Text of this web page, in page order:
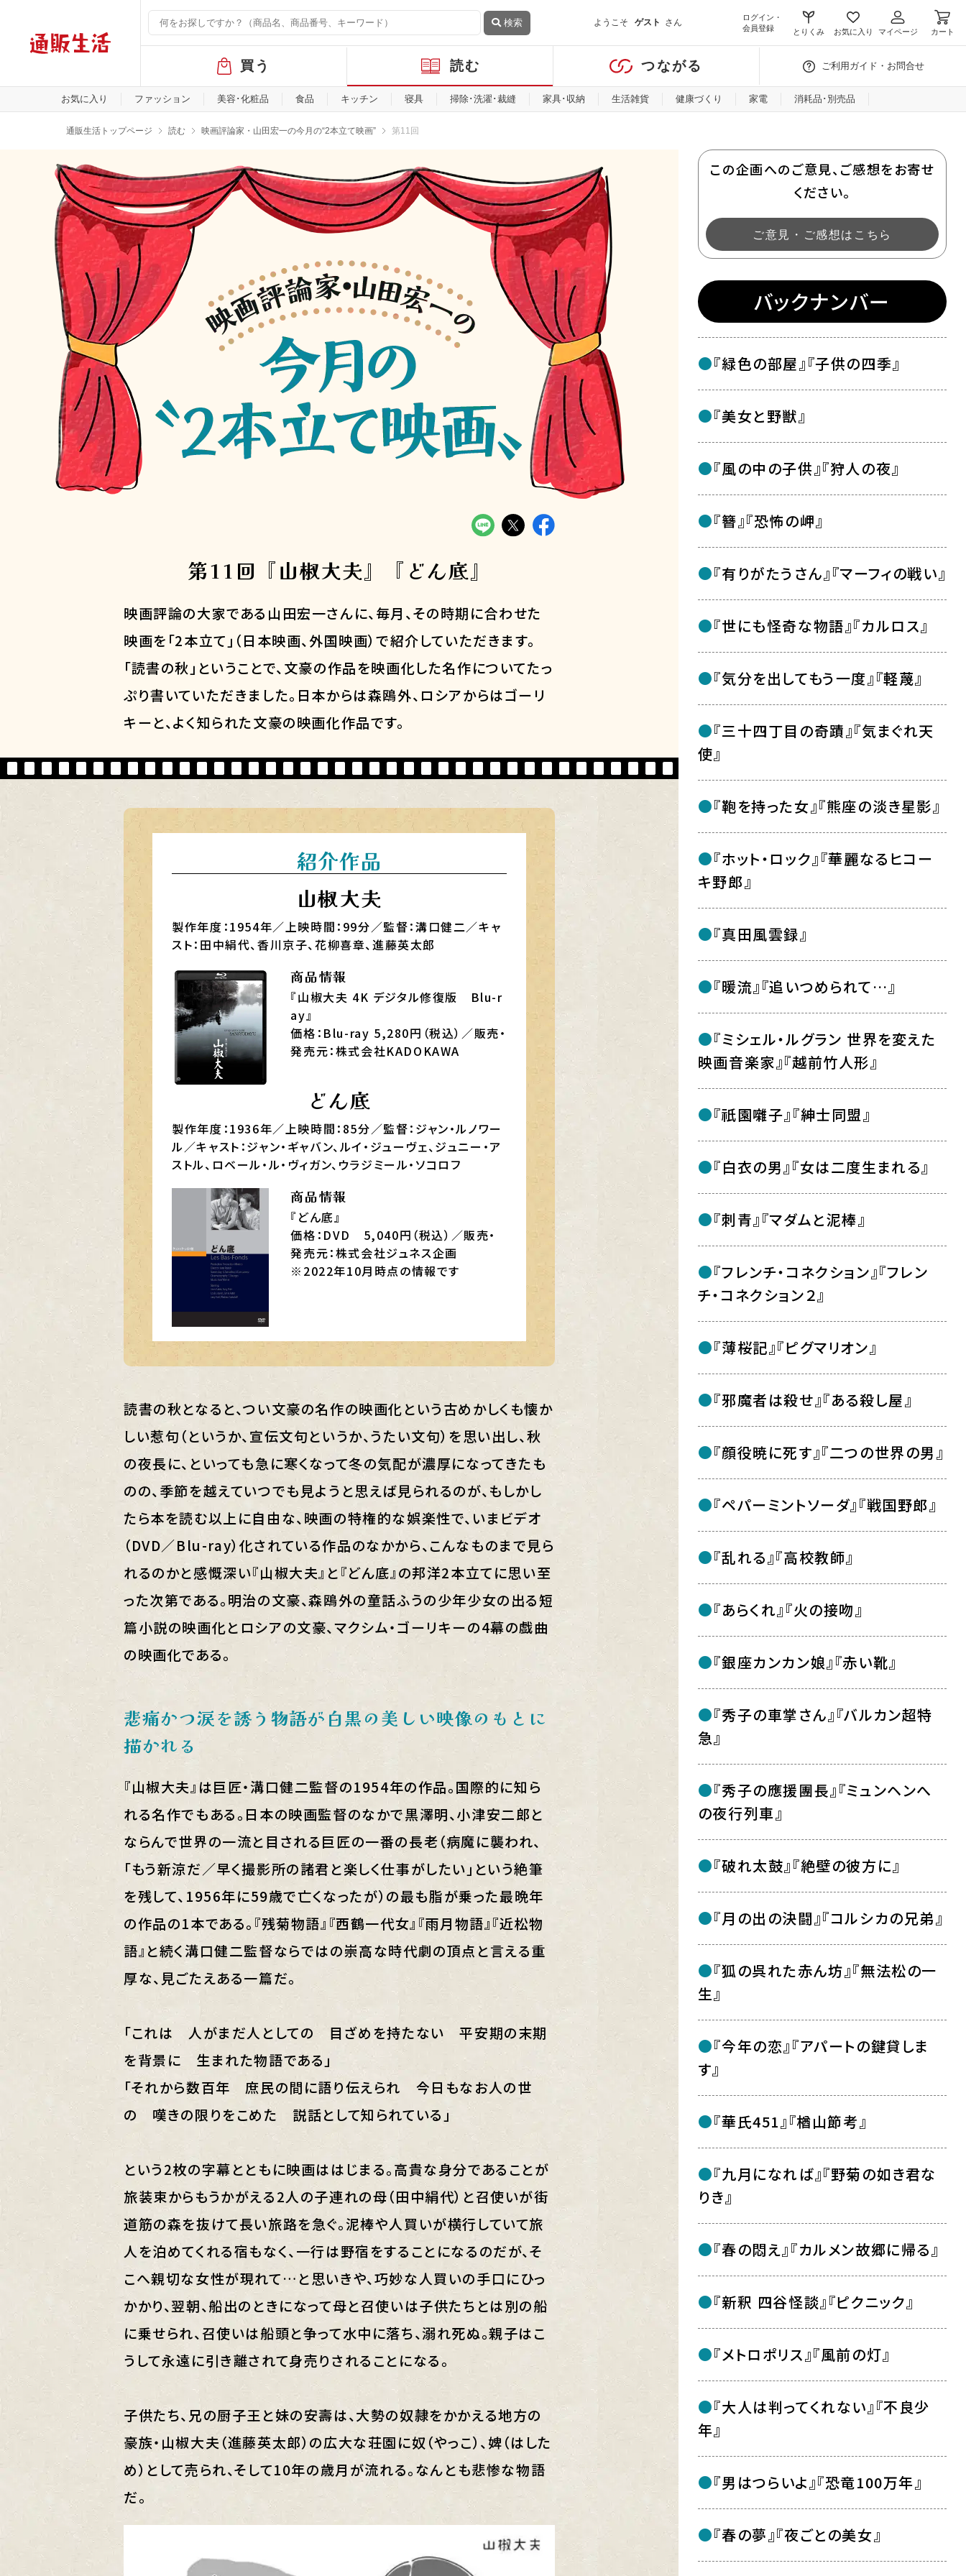
検索 ようこそ ゲスト さん
ログイン・
会員登録
とりくみ お気に入り マイページ カート
バ
ル
メ
買う 読む つながる ご利用ガイド・お問合せ
お気に入り ファッション 美容･化粧品 食品 キッチン 寝具 掃除･洗濯･裁縫 家具･収納 生活雑貨 健康づくり 家電 消耗品･別売品
通販生活トップページ 読む 映画評論家・山田宏一の今月の“2本立て映画” 第11回
第11回『山椒大夫』『どん底』
映画評論の大家である山田宏一さんに、毎月、その時期に合わせた
映画を「2本立て」（日本映画、外国映画）で紹介していただきます。
「読書の秋」ということで、文豪の作品を映画化した名作についてたっ
ぷり書いていただきました。日本からは森鴎外、ロシアからはゴーリ
キーと、よく知られた文豪の映画化作品です。
紹介作品
山椒大夫
製作年度：1954年／上映時間：99分／監督：溝口健二／キャ
スト：田中絹代、香川京子、花柳喜章、進藤英太郎
商品情報
『山椒大夫 4K デジタル修復版 Blu-r
ay』
価格：Blu-ray 5,280円（税込）／販売・
発売元：株式会社KADOKAWA
どん底
製作年度：1936年／上映時間：85分／監督：ジャン・ルノワー
ル／キャスト：ジャン・ギャバン、ルイ・ジューヴェ、ジュニー・ア
ストル、ロベール・ル・ヴィガン、ウラジミール・ソコロフ
商品情報
『どん底』
価格：DVD 5,040円（税込）／販売・
発売元：株式会社ジュネス企画
※2022年10月時点の情報です
読書の秋となると、つい文豪の名作の映画化という古めかしくも懐か
しい惹句（というか、宣伝文句というか、うたい文句）を思い出し、秋
の夜長に、といっても急に寒くなって冬の気配が濃厚になってきたも
のの、季節を越えていつでも見ようと思えば見られるのが、もしかし
たら本を読む以上に自由な、映画の特権的な娯楽性で、いまビデオ
（DVD／Blu-ray）化されている作品のなかから、こんなものまで見ら
れるのかと感慨深い『山椒大夫』と『どん底』の邦洋2本立てに思い至
った次第である。明治の文豪、森鴎外の童話ふうの少年少女の出る短
篇小説の映画化とロシアの文豪、マクシム・ゴーリキーの4幕の戯曲
の映画化である。
悲痛かつ涙を誘う物語が白黒の美しい映像のもとに
描かれる
『山椒大夫』は巨匠・溝口健二監督の1954年の作品。国際的に知ら
れる名作でもある。日本の映画監督のなかで黒澤明、小津安二郎と
ならんで世界の一流と目される巨匠の一番の長老（病魔に襲われ、
「もう新涼だ／早く撮影所の諸君と楽しく仕事がしたい」という絶筆
を残して、1956年に59歳で亡くなったが）の最も脂が乗った最晩年
の作品の1本である。『残菊物語』『西鶴一代女』『雨月物語』『近松物
語』と続く溝口健二監督ならではの崇高な時代劇の頂点と言える重
厚な、見ごたえある一篇だ。
「これは 人がまだ人としての 目ざめを持たない 平安期の末期
を背景に 生まれた物語である」
「それから数百年 庶民の間に語り伝えられ 今日もなお人の世
の 嘆きの限りをこめた 説話として知られている」
という2枚の字幕とともに映画ははじまる。高貴な身分であることが
旅装束からもうかがえる2人の子連れの母（田中絹代）と召使いが街
道筋の森を抜けて長い旅路を急ぐ。泥棒や人買いが横行していて旅
人を泊めてくれる宿もなく、一行は野宿をすることになるのだが、そ
こへ親切な女性が現れて…と思いきや、巧妙な人買いの手口にひっ
かかり、翌朝、船出のときになって母と召使いは子供たちとは別の船
に乗せられ、召使いは船頭と争って水中に落ち、溺れ死ぬ。親子はこ
うして永遠に引き離されて身売りされることになる。
子供たち、兄の厨子王と妹の安壽は、大勢の奴隷をかかえる地方の
豪族・山椒大夫（進藤英太郎）の広大な荘園に奴（やっこ）、婢（はした
め）として売られ、そして10年の歳月が流れる。なんとも悲惨な物語
だ。
この企画へのご意見、ご感想をお寄せ
ください。
ご意見・ご感想はこちら
バックナンバー
『緑色の部屋』『子供の四季』
『美女と野獣』
『風の中の子供』『狩人の夜』
『簪』『恐怖の岬』
『有りがたうさん』『マーフィの戦い』
『世にも怪奇な物語』『カルロス』
『気分を出してもう一度』『軽蔑』
『三十四丁目の奇蹟』『気まぐれ天
使』
『鞄を持った女』『熊座の淡き星影』
『ホット・ロック』『華麗なるヒコー
キ野郎』
『真田風雲録』
『暖流』『追いつめられて…』
『ミシェル・ルグラン 世界を変えた
映画音楽家』『越前竹人形』
『祇園囃子』『紳士同盟』
『白衣の男』『女は二度生まれる』
『刺青』『マダムと泥棒』
『フレンチ・コネクション』『フレン
チ・コネクション２』
『薄桜記』『ピグマリオン』
『邪魔者は殺せ』『ある殺し屋』
『顔役暁に死す』『二つの世界の男』
『ペパーミントソーダ』『戦国野郎』
『乱れる』『高校教師』
『あらくれ』『火の接吻』
『銀座カンカン娘』『赤い靴』
『秀子の車掌さん』『バルカン超特
急』
『秀子の應援團長』『ミュンヘンへ
の夜行列車』
『破れ太鼓』『絶壁の彼方に』
『月の出の決闘』『コルシカの兄弟』
『狐の呉れた赤ん坊』『無法松の一
生』
『今年の恋』『アパートの鍵貸しま
す』
『華氏451』『楢山節考』
『九月になれば』『野菊の如き君な
りき』
『春の悶え』『カルメン故郷に帰る』
『新釈 四谷怪談』『ピクニック』
『メトロポリス』『風前の灯』
『大人は判ってくれない』『不良少
年』
『男はつらいよ』『恐竜100万年』
『春の夢』『夜ごとの美女』